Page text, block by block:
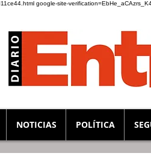
google-site-
NOTICIAS POLÍTICA